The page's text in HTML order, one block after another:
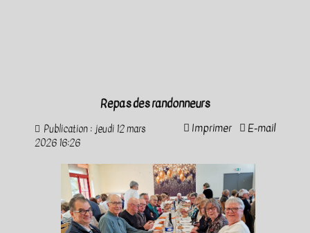
Repas des randonneurs
Imprimer E-mail
Publication : jeudi 12 mars
2026 16:26